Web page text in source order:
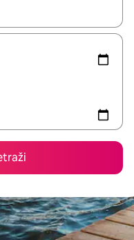
moći ćete ih pregledati